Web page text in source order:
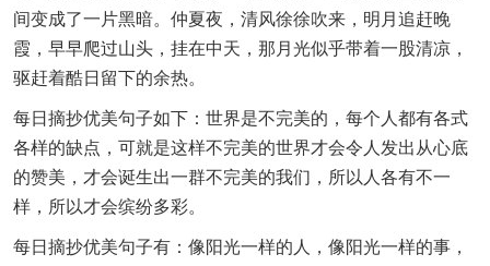
间变成了一片黑暗。仲夏夜，清风徐徐吹来，明月追赶晚
霞，早早爬过山头，挂在中天，那月光似乎带着一股清凉，
驱赶着酷日留下的余热。
每日摘抄优美句子如下：世界是不完美的，每个人都有各式
各样的缺点，可就是这样不完美的世界才会令人发出从心底
的赞美，才会诞生出一群不完美的我们，所以人各有不一
样，所以才会缤纷多彩。
每日摘抄优美句子有：像阳光一样的人，像阳光一样的事，